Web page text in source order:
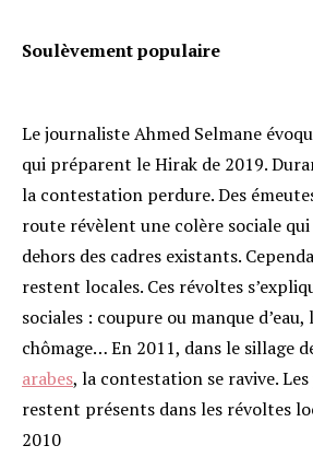
Soulèvement populaire
Le journaliste Ahmed Selmane
qui préparent le Hirak de 2019.
la contestation perdure. Des
route révèlent une colère sociale qui
dehors des cadres existants.
restent locales. Ces révoltes
sociales : coupure ou manque
chômage… En 2011, dans le sillage
arabes, la contestation se ravive.
restent présents dans les révoltes
2010